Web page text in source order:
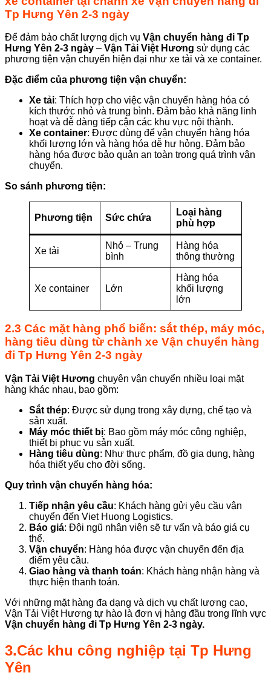
Tp Hưng Yên 2-3 ngày
Để đảm bảo chất lượng dịch vụ Vận chuyển hàng đi Tp
Hưng Yên 2-3 ngày – Vận Tải Việt Hương sử dụng các
phương tiện vận chuyển hiện đại như xe tải và xe container.
Đặc điểm của phương tiện vận chuyển:
Xe tải: Thích hợp cho việc vận chuyển hàng hóa có
kích thước nhỏ và trung bình. Đảm bảo khả năng linh
hoạt và dễ dàng tiếp cận các khu vực nội thành.
Xe container: Được dùng để vận chuyển hàng hóa
khối lượng lớn và hàng hóa dễ hư hỏng. Đảm bảo
hàng hóa được bảo quản an toàn trong quá trình vận
chuyển.
So sánh phương tiện:
Phương tiện Sức chứa
Loại hàng
phù hợp
Xe tải
Nhỏ – Trung
bình
Hàng hóa
thông thường
Xe container Lớn
Hàng hóa
khối lượng
lớn
2.3 Các mặt hàng phổ biến: sắt thép, máy móc,
hàng tiêu dùng từ chành xe Vận chuyển hàng
đi Tp Hưng Yên 2-3 ngày
Vận Tải Việt Hương chuyên vận chuyển nhiều loại mặt
hàng khác nhau, bao gồm:
Sắt thép: Được sử dụng trong xây dựng, chế tạo và
sản xuất.
Máy móc thiết bị: Bao gồm máy móc công nghiệp,
thiết bị phục vụ sản xuất.
Hàng tiêu dùng: Như thực phẩm, đồ gia dụng, hàng
hóa thiết yếu cho đời sống.
Quy trình vận chuyển hàng hóa:
Tiếp nhận yêu cầu: Khách hàng gửi yêu cầu vận
chuyển đến Viet Huong Logistics.
Báo giá: Đội ngũ nhân viên sẽ tư vấn và báo giá cụ
thể.
Vận chuyển: Hàng hóa được vận chuyển đến địa
điểm yêu cầu.
Giao hàng và thanh toán: Khách hàng nhận hàng và
thực hiện thanh toán.
Với những mặt hàng đa dạng và dịch vụ chất lượng cao,
Vận Tải Việt Hương tự hào là đơn vị hàng đầu trong lĩnh vực
Vận chuyển hàng đi Tp Hưng Yên 2-3 ngày.
3.Các khu công nghiệp tại Tp Hưng
Yên